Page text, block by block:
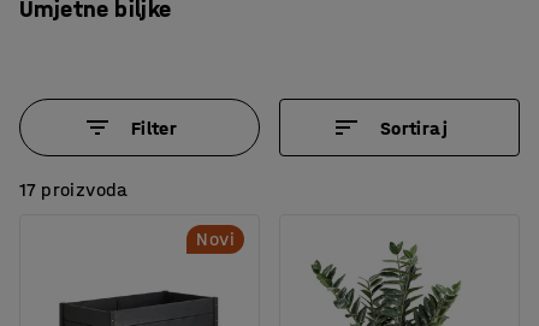
Umjetne biljke
Filter Sortiraj
17 proizvoda
Novi